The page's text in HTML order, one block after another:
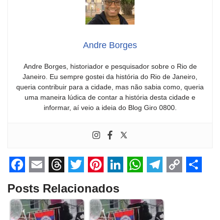
Andre Borges
Andre Borges, historiador e pesquisador sobre o Rio de
Janeiro. Eu sempre gostei da história do Rio de Janeiro,
queria contribuir para a cidade, mas não sabia como, queria
uma maneira lúdica de contar a história desta cidade e
informar, aí veio a ideia do Blog Giro 0800.
F
a
c
E
m
a
T
h
r
T
w
i
i
n
i
n
h
a
e
l
Posts Relacionados